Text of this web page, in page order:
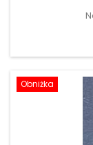
Obniżka